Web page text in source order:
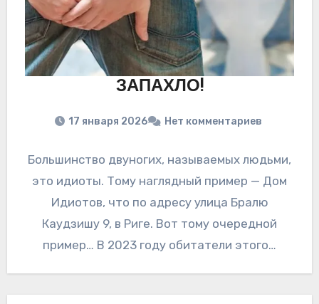
ЗАПАХЛО!
17 января 2026 Нет комментариев
Большинство двуногих, называемых людьми,
это идиоты. Тому наглядный пример — Дом
Идиотов, что по адресу улица Бралю
Каудзишу 9, в Риге. Вот тому очередной
пример… В 2023 году обитатели этого…